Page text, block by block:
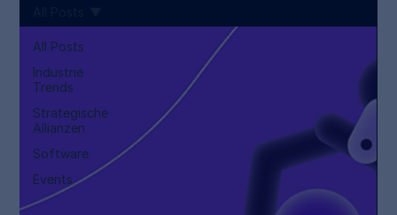
All Posts
Industrie
Trends
Strategische
Allianzen
Software
Events